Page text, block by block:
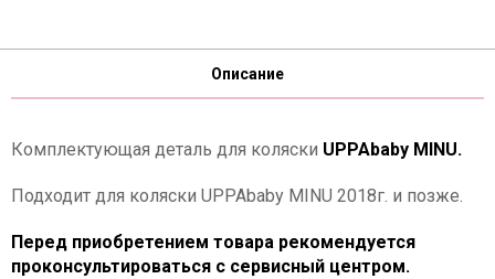
Описание
Комплектующая деталь для коляски UPPAbaby MINU.
Подходит для коляски UPPAbaby MINU 2018г. и позже.
Перед приобретением товара рекомендуется
проконсультироваться с сервисный центром.